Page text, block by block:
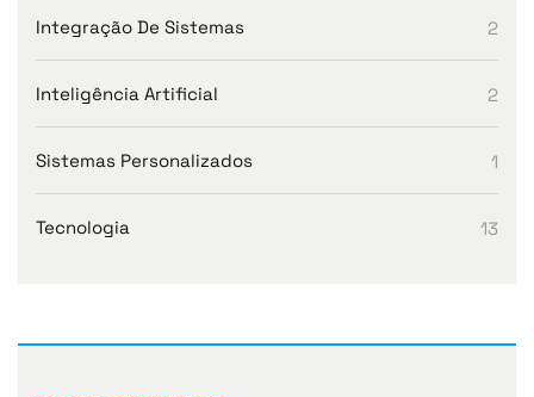
Integração De Sistemas 2
Inteligência Artificial 2
Sistemas Personalizados 1
Tecnologia 13